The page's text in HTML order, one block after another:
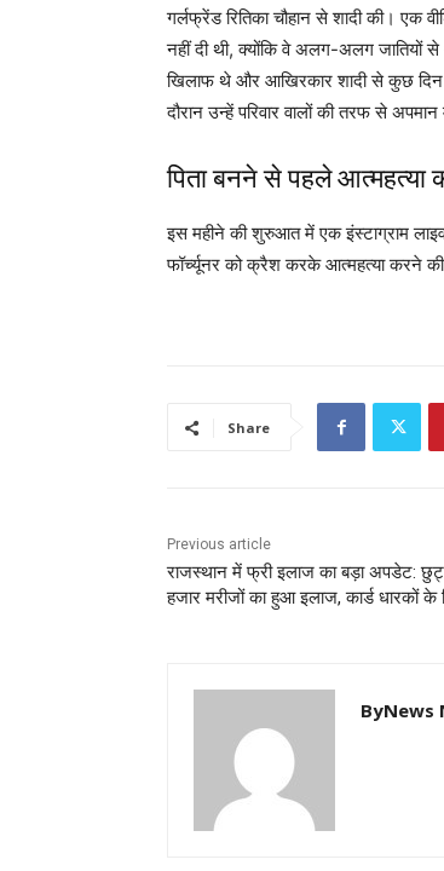
गर्लफ्रेंड रितिका चौहान से शादी की। एक
नहीं दी थी, क्योंकि वे अलग-अलग जातियों से
खिलाफ थे और आखिरकार शादी से कुछ दिन
दौरान उन्हें परिवार वालों की तरफ से
पिता बनने से पहले आत्महत्या
इस महीने की शुरुआत में एक इंस्टाग्राम
फॉर्च्यूनर को क्रैश करके आत्महत्या करने
Share
Previous article
राजस्थान में फ्री इलाज का बड़ा अपडेट:
हजार मरीजों का हुआ इलाज, कार्ड धारकों के